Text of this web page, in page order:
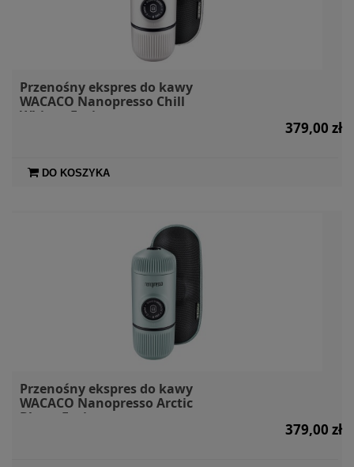
Przenośny ekspres do kawy
WACACO Nanopresso Chill
White + Etui
379,00 zł
DO KOSZYKA
Przenośny ekspres do kawy
WACACO Nanopresso Arctic
Blue + Etui
379,00 zł